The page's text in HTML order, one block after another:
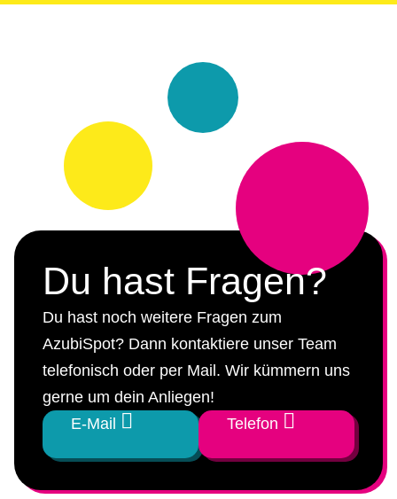
Du hast Fragen?
Du hast noch weitere Fragen zum
AzubiSpot? Dann kontaktiere unser Team
telefonisch oder per Mail. Wir kümmern uns
gerne um dein Anliegen!
E-Mail
Telefon